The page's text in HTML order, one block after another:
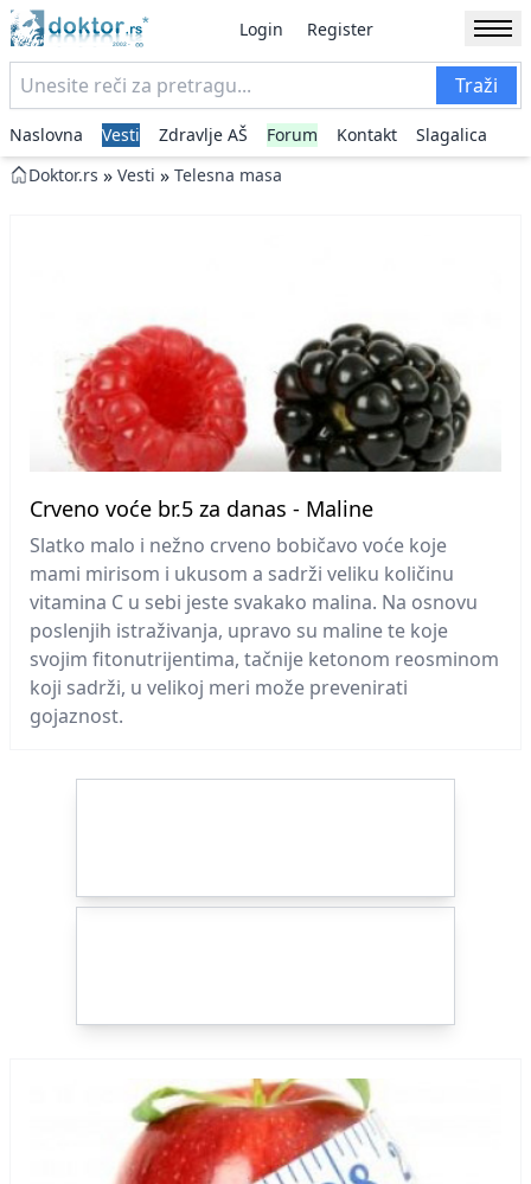
Login Register
Traži
Naslovna Vesti Zdravlje AŠ Forum Kontakt
Slagalica
Doktor.rs » Vesti » Telesna masa
Crveno voće br.5 za danas - Maline
Slatko malo i nežno crveno bobičavo voće koje
mami mirisom i ukusom a sadrži veliku količinu
vitamina C u sebi jeste svakako malina. Na osnovu
poslenjih istraživanja, upravo su maline te koje
svojim fitonutrijentima, tačnije ketonom reosminom
koji sadrži, u velikoj meri može prevenirati
gojaznost.